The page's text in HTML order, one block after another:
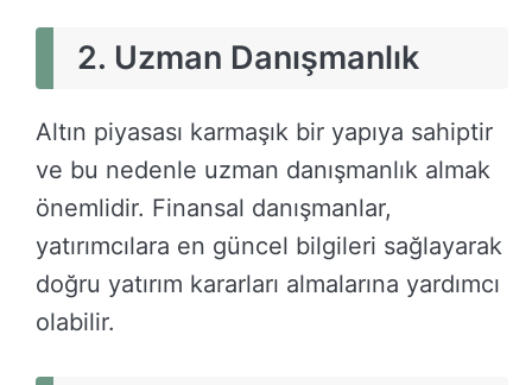
2. Uzman Danışmanlık
Altın piyasası karmaşık bir yapıya sahiptir
ve bu nedenle uzman danışmanlık almak
önemlidir. Finansal danışmanlar,
yatırımcılara en güncel bilgileri sağlayarak
doğru yatırım kararları almalarına yardımcı
olabilir.